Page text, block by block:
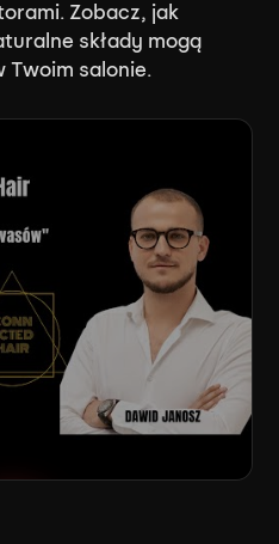
Zobacz, jak
składy mogą
Twoim salonie.